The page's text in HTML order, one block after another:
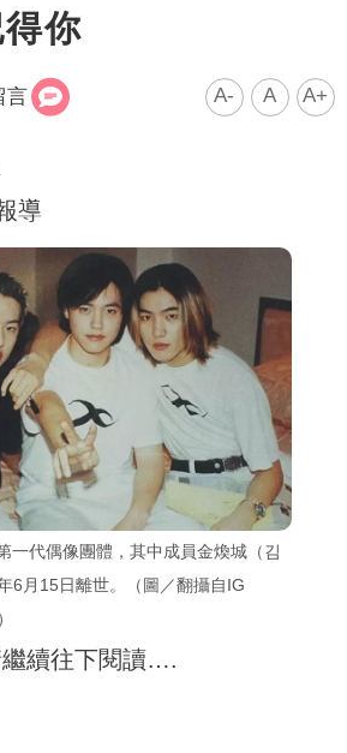
你
言 A- A A+
導
一代偶像團體，其中成員金煥城（김
6月15日離世。（圖／翻攝自IG
續往下閱讀….